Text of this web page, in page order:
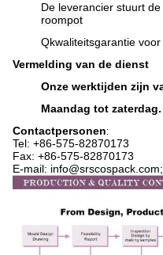
De leverancier stuurt
roompot
Qkwaliteitsgarantie
Vermelding van de dienst
Onze werktijden zijn
Maandag tot zaterdag.
Contactpersonen:
Tel: +86-575-82870173
Fax: +86-575-82870173
E-mail: